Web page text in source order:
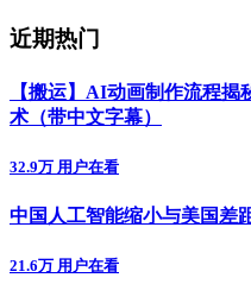
近期热门
【搬运】AI动画制作流程
术（带中文字幕）
32.9万 用户在看
中国人工智能缩小与美国差
21.6万 用户在看